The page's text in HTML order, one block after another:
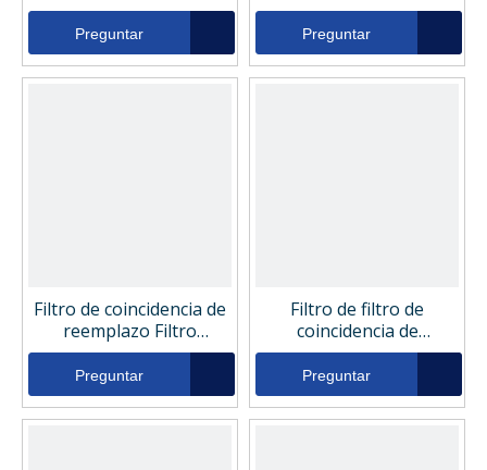
reemplazo Filtro Fil5063
Preguntar
hidráulico FIL6326
Preguntar
Filtro de coincidencia de
reemplazo Filtro
hidráulico 2609688
Preguntar
Filtro de filtro de
coincidencia de
reemplazo Filtro Fil5049
Preguntar